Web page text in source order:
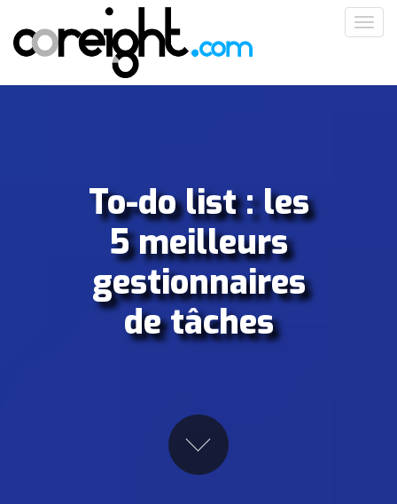
contenu
principal
To-do list : les
5 meilleurs
gestionnaires
de tâches